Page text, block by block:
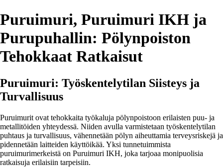
Puruimuri, Puruimuri IKH ja
Purupuhallin: Pölynpoiston
Tehokkaat Ratkaisut
Puruimuri: Työskentelytilan Siisteys ja
Turvallisuus
Puruimurit ovat tehokkaita työkaluja pölynpoistoon erilaisten puu- ja
metallitöiden yhteydessä. Niiden avulla varmistetaan työskentelytilan
puhtaus ja turvallisuus, vähennetään pölyn aiheuttamia terveysriskejä ja
pidennetään laitteiden käyttöikää. Yksi tunnetuimmista
puruimurimerkeistä on Puruimuri IKH, joka tarjoaa monipuolisia
ratkaisuja erilaisiin tarpeisiin.